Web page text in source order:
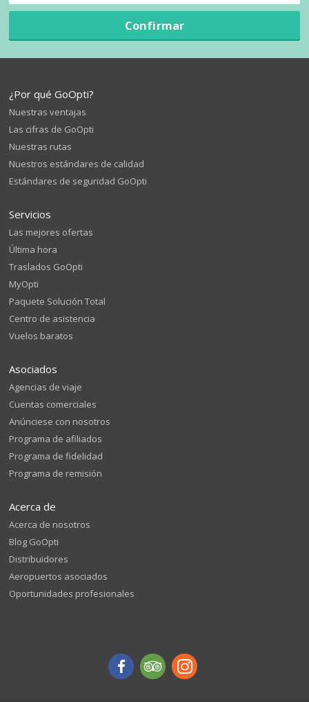
Confirmar
¿Por qué GoOpti?
Nuestras ventajas
Las cifras de GoOpti
Nuestras rutas
Nuestros estándares de calidad
Estándares de seguridad GoOpti
Servicios
Las mejores ofertas
Última hora
Traslados GoOpti
MyOpti
Paquete Solución Total
Centro de asistencia
Vuelos baratos
Asociados
Agencias de viaje
Cuentas comerciales
Anúnciese con nosotros
Programa de afiliados
Programa de fidelidad
Programa de remisión
Acerca de
Acerca de nosotros
Blog GoOpti
Distribuidores
Aeropuertos asociados
Oportunidades profesionales